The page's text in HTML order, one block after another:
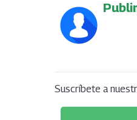
Suscríbete a